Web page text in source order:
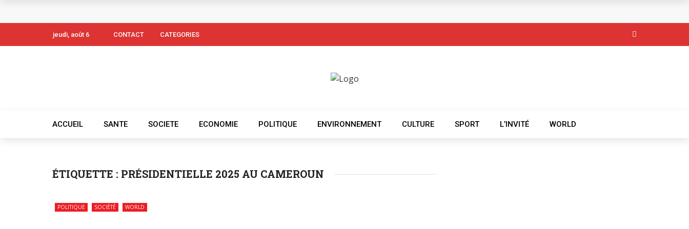
jeudi, août 6 CONTACT CATEGORIES
ACCUEIL SANTE SOCIETE ECONOMIE POLITIQUE ENVIRONNEMENT CULTURE SPORT L’INVITÉ WORLD
ÉTIQUETTE : PRÉSIDENTIELLE 2025 AU CAMEROUN
POLITIQUE SOCIÉTÉ WORLD